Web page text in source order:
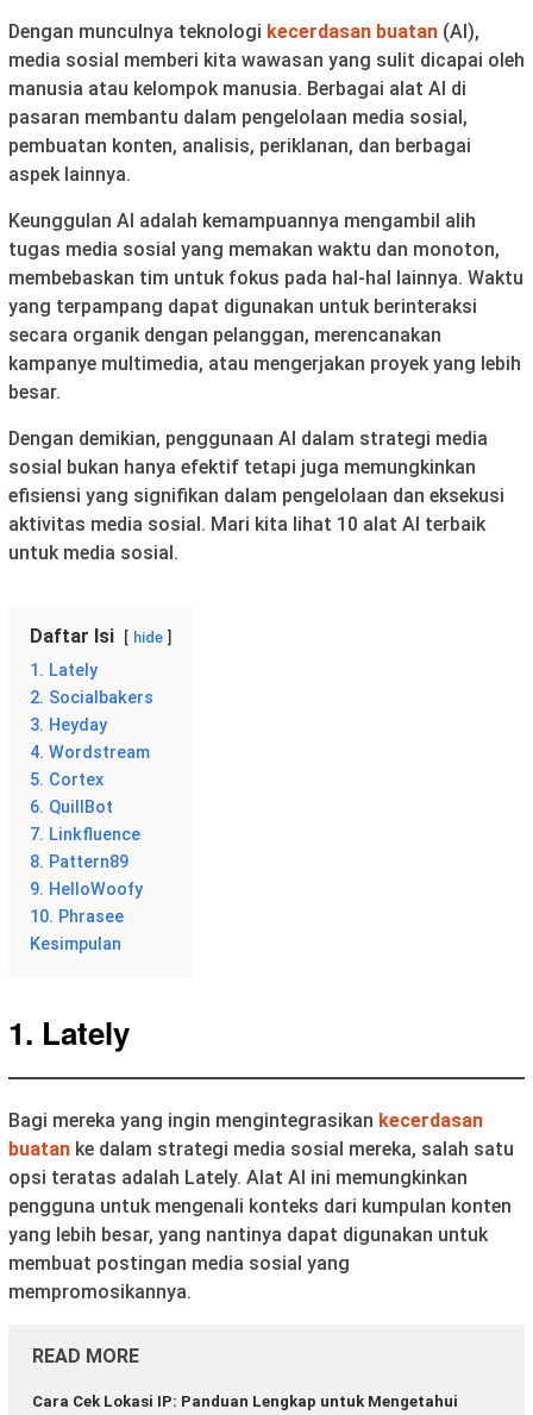
Dengan munculnya teknologi kecerdasan buatan (AI),
media sosial memberi kita wawasan yang sulit dicapai oleh
manusia atau kelompok manusia. Berbagai alat AI di
pasaran membantu dalam pengelolaan media sosial,
pembuatan konten, analisis, periklanan, dan berbagai
aspek lainnya.
Keunggulan AI adalah kemampuannya mengambil alih
tugas media sosial yang memakan waktu dan monoton,
membebaskan tim untuk fokus pada hal-hal lainnya. Waktu
yang terpampang dapat digunakan untuk berinteraksi
secara organik dengan pelanggan, merencanakan
kampanye multimedia, atau mengerjakan proyek yang lebih
besar.
Dengan demikian, penggunaan AI dalam strategi media
sosial bukan hanya efektif tetapi juga memungkinkan
efisiensi yang signifikan dalam pengelolaan dan eksekusi
aktivitas media sosial. Mari kita lihat 10 alat AI terbaik
untuk media sosial.
Daftar Isi hide
1. Lately
2. Socialbakers
3. Heyday
4. Wordstream
5. Cortex
6. QuillBot
7. Linkfluence
8. Pattern89
9. HelloWoofy
10. Phrasee
Kesimpulan
1. Lately
Bagi mereka yang ingin mengintegrasikan kecerdasan
buatan ke dalam strategi media sosial mereka, salah satu
opsi teratas adalah Lately. Alat AI ini memungkinkan
pengguna untuk mengenali konteks dari kumpulan konten
yang lebih besar, yang nantinya dapat digunakan untuk
membuat postingan media sosial yang
mempromosikannya.
READ MORE
Cara Cek Lokasi IP: Panduan Lengkap untuk Mengetahui